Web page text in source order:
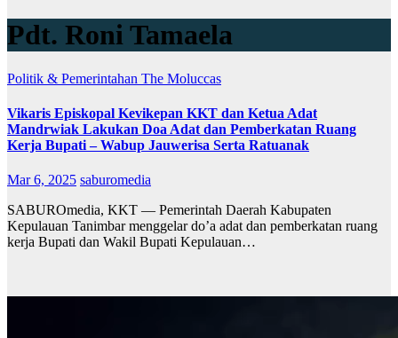
Pdt. Roni Tamaela
Politik & Pemerintahan The Moluccas
Vikaris Episkopal Kevikepan KKT dan Ketua Adat
Mandrwiak Lakukan Doa Adat dan Pemberkatan Ruang
Kerja Bupati – Wabup Jauwerisa Serta Ratuanak
Mar 6, 2025 saburomedia
SABUROmedia, KKT — Pemerintah Daerah Kabupaten
Kepulauan Tanimbar menggelar do’a adat dan pemberkatan ruang
kerja Bupati dan Wakil Bupati Kepulauan…